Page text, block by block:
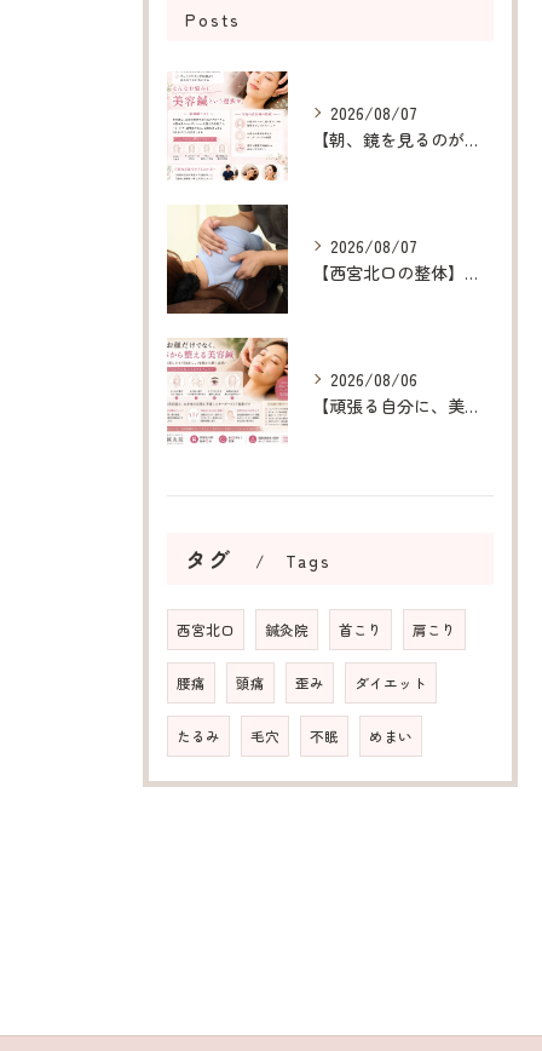
Posts
2026/08/07
【朝、鏡を見るのが楽しみになる美容鍼】
2026/08/07
【西宮北口の整体】呼吸が浅い原因を整え、深呼吸できる身体へ
2026/08/06
【頑張る自分に、美容鍼というご褒美を】
タグ Tags
西宮北口 鍼灸院 首こり 肩こり
腰痛 頭痛 歪み ダイエット
たるみ 毛穴 不眠 めまい